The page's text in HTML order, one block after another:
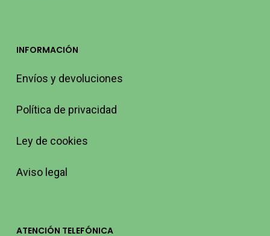
INFORMACIÓN
Envíos y devoluciones
Política de privacidad
Ley de cookies
Aviso legal
ATENCIÓN TELEFÓNICA